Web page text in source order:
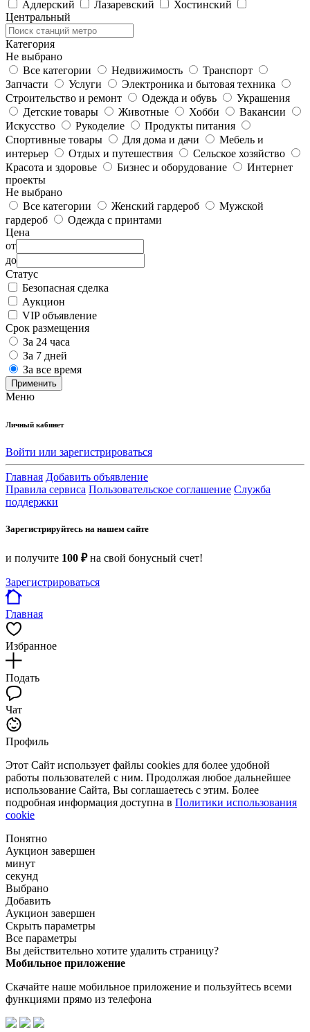
Адлерский Лазаревский
Хостинский
Центральный
Категория
Не выбрано
Все категории
Недвижимость
Транспорт
Запчасти
Услуги
Электроника и бытовая техника
Строительство и ремонт
Одежда и обувь
Украшения
Детские товары
Животные Хобби
Вакансии
Искусство
Рукоделие
Продукты питания
Спортивные товары
Для дома и дачи
Мебель и
интерьер
Отдых и путешествия
Сельское хозяйство
Красота и здоровье
Бизнес и оборудование
Интернет
проекты
Не выбрано
Все категории
Женский гардероб
Мужской
гардероб
Одежда с принтами
Цена
от
до
Статус
Безопасная сделка
Аукцион
VIP объявление
Срок размещения
За 24 часа
За 7 дней
За все время
Применить
Меню
Личный кабинет
Войти или зарегистрироваться
Главная Добавить объявление
Правила сервиса Пользовательское соглашение Служба
поддержки
Зарегистрируйтесь на нашем сайте
и получите 100 ₽на свой бонусный счет!
Зарегистрироваться
Главная
Избранное
Подать
Чат
Профиль
Этот Сайт использует файлы cookies для более удобной
работы пользователей с ним. Продолжая любое дальнейшее
использование Сайта, Вы соглашаетесь с этим. Более
подробная информация доступна в Политики использования
cookie
Понятно
Аукцион завершен
минут
секунд
Выбрано
Добавить
Аукцион завершен
Скрыть параметры
Все параметры
Вы действительно хотите удалить страницу?
Мобильное приложение
Скачайте наше мобильное приложение и пользуйтесь всеми
функциями прямо из телефона